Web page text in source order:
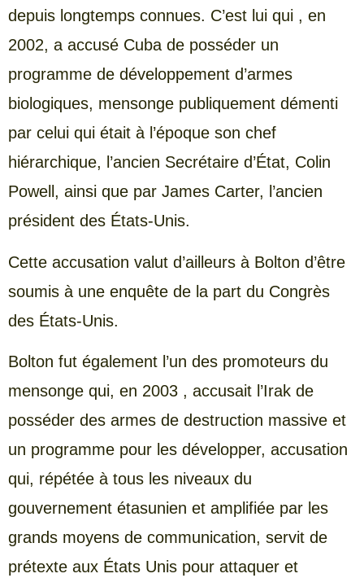
depuis longtemps connues. C’est lui qui , en
2002, a accusé Cuba de posséder un
programme de développement d’armes
biologiques, mensonge publiquement démenti
par celui qui était à l’époque son chef
hiérarchique, l’ancien Secrétaire d’État, Colin
Powell, ainsi que par James Carter, l’ancien
président des États-Unis.
Cette accusation valut d’ailleurs à Bolton d’être
soumis à une enquête de la part du Congrès
des États-Unis.
Bolton fut également l’un des promoteurs du
mensonge qui, en 2003 , accusait l’Irak de
posséder des armes de destruction massive et
un programme pour les développer, accusation
qui, répétée à tous les niveaux du
gouvernement étasunien et amplifiée par les
grands moyens de communication, servit de
prétexte aux États Unis pour attaquer et